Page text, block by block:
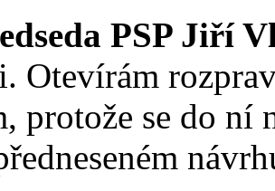
PSP Jiří
Otevírám
protože se do ní